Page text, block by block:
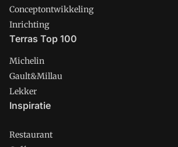
Conceptontwikkeling
Inrichting
Terras Top 100
Michelin
Gault&Millau
Lekker
Inspiratie
Restaurant